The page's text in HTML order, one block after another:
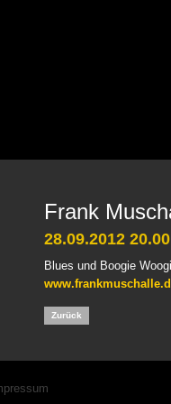
Frank
28.09.2012 20.00
Blues und Boogie
Zurück